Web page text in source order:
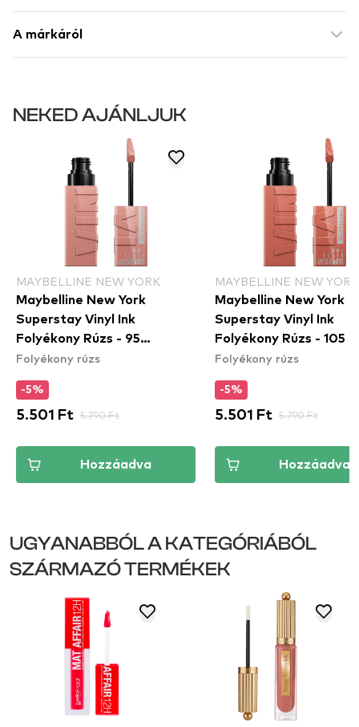
A márkáról
NEKED AJÁNLJUK
MAYBELLINE NEW YORK
Maybelline New York
Superstay Vinyl Ink
Folyékony Rúzs - 95
Captivated
Folyékony rúzs
-5%
5.501 Ft 5.790 Ft
Hozzáadva
MAYBELLINE NEW YORK
Maybelline New York
Superstay Vinyl Ink
Folyékony Rúzs - 105
Folyékony rúzs
-5%
5.501 Ft 5.790 Ft
Hozzáadva
UGYANABBÓL A KATEGÓRIÁBÓL
SZÁRMAZÓ TERMÉKEK